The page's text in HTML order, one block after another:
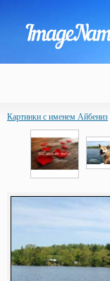
Картинки с именем Айбениз